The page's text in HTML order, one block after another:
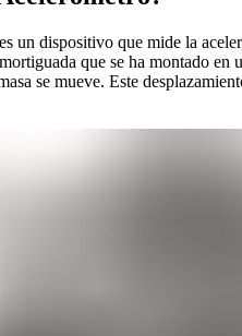
un dispositivo que mide la
que se ha montado en
se mueve. Este